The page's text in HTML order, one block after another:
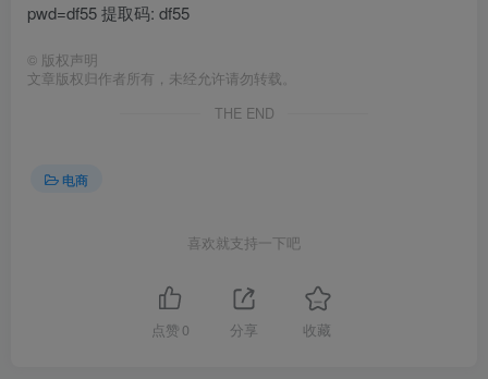
pwd=df55 提取码: df55
© 版权声明
文章版权归作者所有，未经允许请勿转载。
THE END
电商
喜欢就支持一下吧
点赞 0 分享 收藏